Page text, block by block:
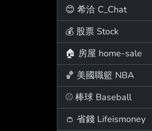
😊 希洽 C_Chat
💰 股票 Stock
🏠 房屋 home-sale
🏀 美國職籃 NBA
⚾ 棒球 Baseball
👛 省錢 Lifeismoney